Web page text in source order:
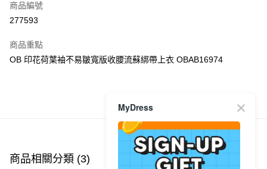
Apple Pay
PayMe
每筆HK$40.00，滿HK$350.00或以上免運費
付款後順豐站及營業點
商品編號
277593
商品重點
OB 印花荷葉袖不易皺寬版收腰流蘇綁帶上衣 OBAB16974
商品推薦
商品相關分類 (3)
MyDress